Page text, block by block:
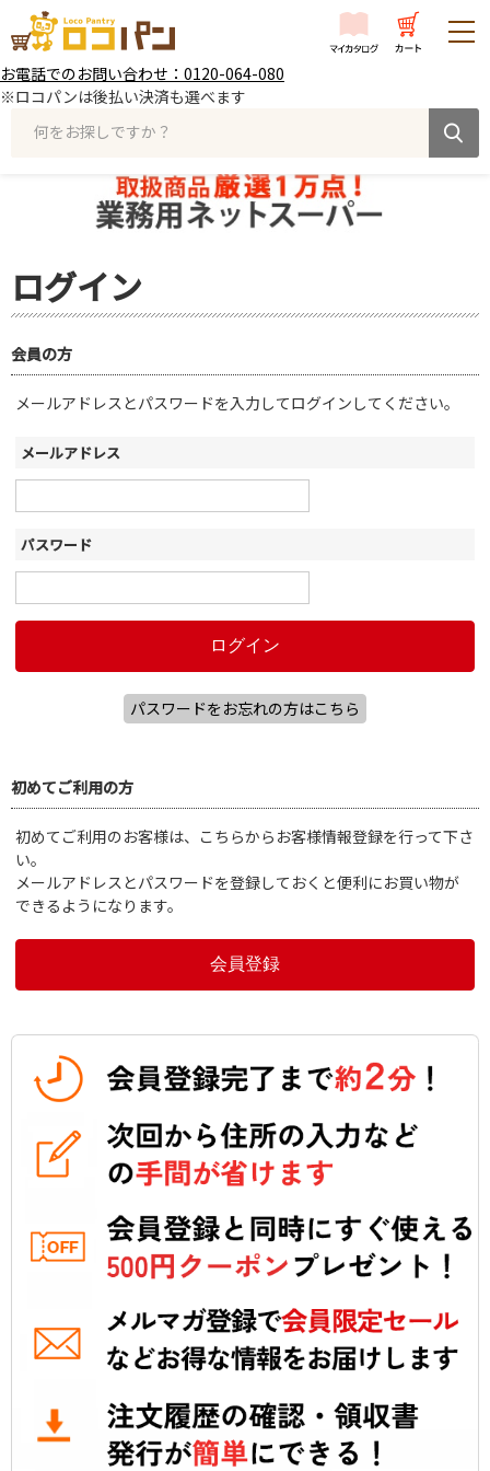
お電話でのお問い合わせ：0120-064-080
※ロコパンは後払い決済も選べます
何をお探しですか？
ログイン
会員の方
メールアドレスとパスワードを入力してログインしてください。
メールアドレス
パスワード
パスワードをお忘れの方はこちら
初めてご利用の方
初めてご利用のお客様は、こちらからお客様情報登録を行って下さ
い。
メールアドレスとパスワードを登録しておくと便利にお買い物が
できるようになります。